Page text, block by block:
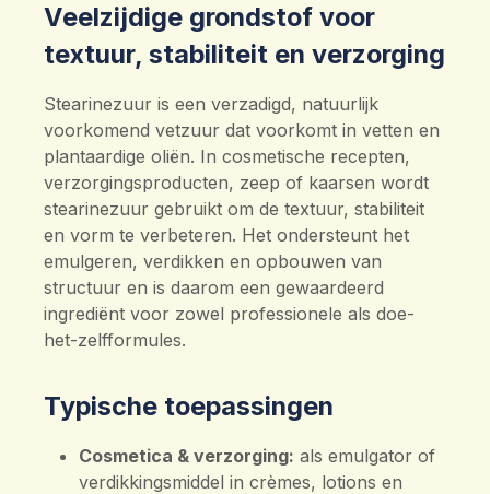
Veelzijdige grondstof voor
textuur, stabiliteit en verzorging
Stearinezuur is een verzadigd, natuurlijk
voorkomend vetzuur dat voorkomt in vetten en
plantaardige oliën. In cosmetische recepten,
verzorgingsproducten, zeep of kaarsen wordt
stearinezuur gebruikt om de textuur, stabiliteit
en vorm te verbeteren. Het ondersteunt het
emulgeren, verdikken en opbouwen van
structuur en is daarom een gewaardeerd
ingrediënt voor zowel professionele als doe-
het-zelfformules.
Typische toepassingen
Cosmetica & verzorging: als emulgator of
verdikkingsmiddel in crèmes, lotions en